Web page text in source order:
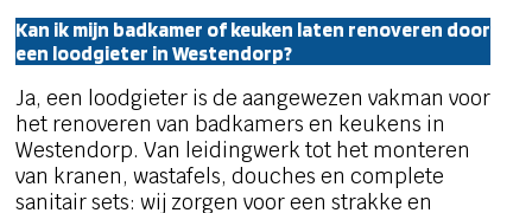
Kan ik mijn badkamer of keuken laten renoveren door
een loodgieter in Westendorp?
Ja, een loodgieter is de aangewezen vakman voor
het renoveren van badkamers en keukens in
Westendorp. Van leidingwerk tot het monteren
van kranen, wastafels, douches en complete
sanitair sets: wij zorgen voor een strakke en